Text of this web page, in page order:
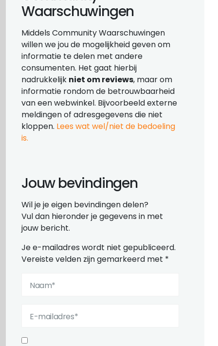
Waarschuwingen
Middels Community Waarschuwingen
willen we jou de mogelijkheid geven om
informatie te delen met andere
consumenten. Het gaat hierbij
nadrukkelijk niet om reviews, maar om
informatie rondom de betrouwbaarheid
van een webwinkel. Bijvoorbeeld externe
meldingen of adresgegevens die niet
kloppen. Lees wat wel/niet de bedoeling
is.
Jouw bevindingen
Wil je je eigen bevindingen delen?
Vul dan hieronder je gegevens in met
jouw bericht.
Je e-mailadres wordt niet gepubliceerd.
Vereiste velden zijn gemarkeerd met *